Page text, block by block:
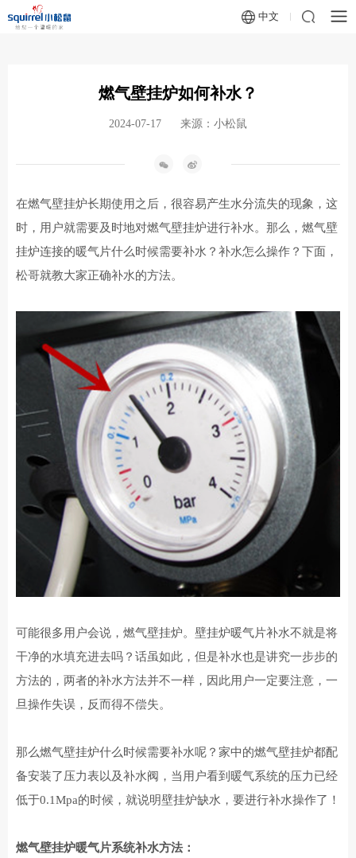
中文
燃气壁挂炉如何补水？
2024-07-17 来源：小松鼠
在燃气壁挂炉长期使用之后，很容易产生水分流失的现象，这
时，用户就需要及时地对燃气壁挂炉进行补水。那么，燃气壁
挂炉连接的暖气片什么时候需要补水？补水怎么操作？下面，
松哥就教大家正确补水的方法。
可能很多用户会说，燃气壁挂炉。壁挂炉暖气片补水不就是将
干净的水填充进去吗？话虽如此，但是补水也是讲究一步步的
方法的，两者的补水方法并不一样，因此用户一定要注意，一
旦操作失误，反而得不偿失。
那么燃气壁挂炉什么时候需要补水呢？家中的燃气壁挂炉都配
备安装了压力表以及补水阀，当用户看到暖气系统的压力已经
低于0.1Mpa的时候，就说明壁挂炉缺水，要进行补水操作了！
燃气壁挂炉暖气片系统补水方法：